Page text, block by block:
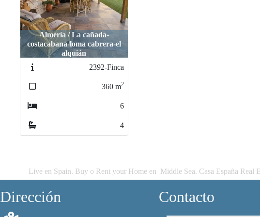
Almería / La cañada-
costacabana-loma cabrera-el
2392-Finca_1
Live en Spain. Buy o Rent your Home en Middle Sea. Casa España Real
Dirección Contacto